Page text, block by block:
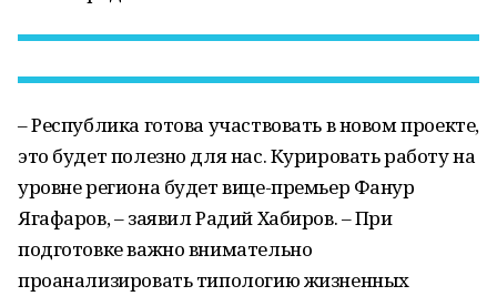
– Республика готова участвовать в новом проекте,
это будет полезно для нас. Курировать работу на
уровне региона будет вице-премьер Фанур
Ягафаров, – заявил Радий Хабиров. – При
подготовке важно внимательно
проанализировать типологию жизненных